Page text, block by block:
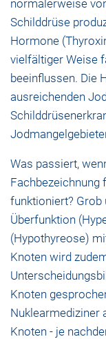
normalerweise
Schilddrüse
Hormone
vielfältiger Weise
beeinflussen. Die
ausreichenden
Was passiert,
Fachbezeichnung
funktioniert?
Überfunktion
(Hypothyreose)
Knoten wird
Knoten
Nuklearmediziner
Knoten - je